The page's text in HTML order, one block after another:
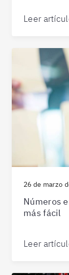
Leer
26 de marzo
Números
más fácil
Leer